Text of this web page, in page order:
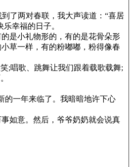
了两对春联，我大声读道：“喜居
幸福的日子。
是小礼物形的，有的是花骨朵形
草一样，有的粉嘟嘟，粉得像春
;唱歌、跳舞让我们跟着载歌载舞;
的一年来临了。我暗暗地许下心
如意。然后，爷爷奶奶就会说真